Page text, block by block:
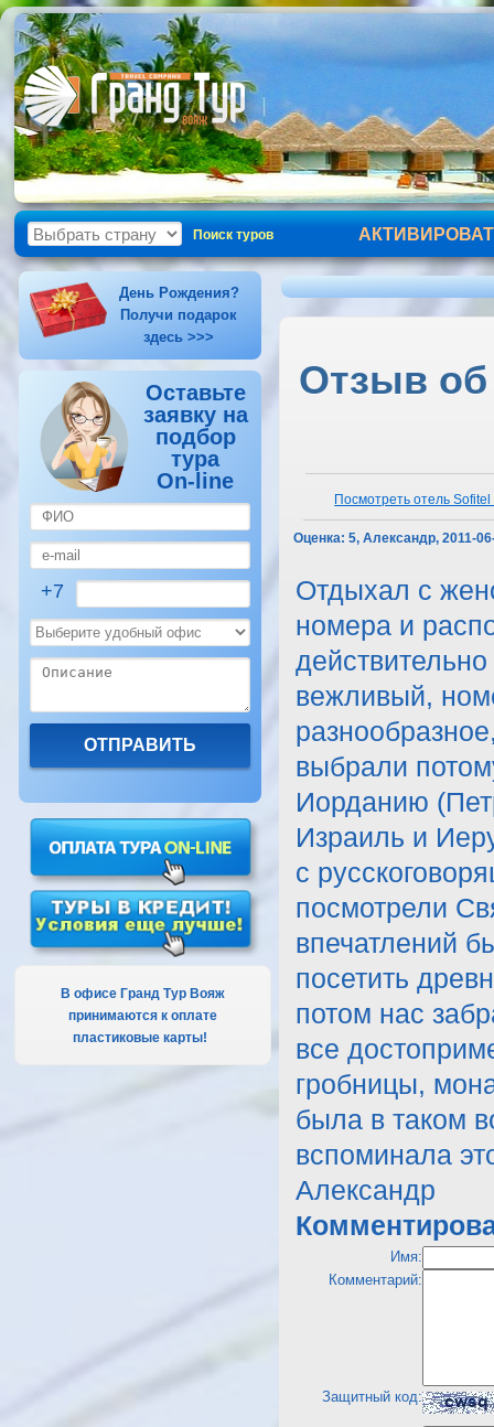
Поиск туров
День Рождения?
Получи подарок
здесь >>>
Оставьте
заявку на
подбор
тура
On-line
+7
В офисе Гранд Тур Вояж
принимаются к оплате
пластиковые карты!
Отзыв об
Посмотреть отель
Оценка: 5, Александр, 2011-
Отдыхал с
номера и
вежливый,
выбрали
Иорданию
Израиль и
с
посмотрели
впечатлений
посетить
потом нас
все
гробницы,
была в таком
вспоминала
Александр
Имя:
Комментарий:
Защитный код: